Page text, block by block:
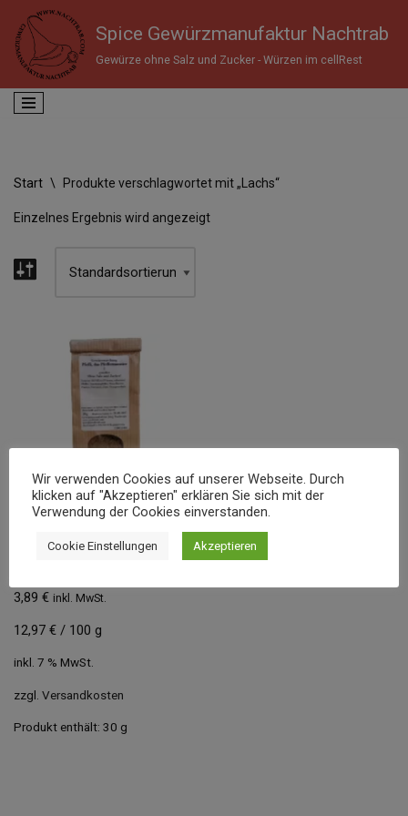
Zum
Inhalt
springen
Spice Gewürzmanufaktur Nachtrab
Gewürze ohne Salz und Zucker - Würzen im cellRest
Start \ Produkte verschlagwortet mit „Lachs“
Einzelnes Ergebnis wird angezeigt
PFEFFI, DAS
3,89 € inkl. MwSt.
12,97 € / 100 g
inkl. 7 % MwSt.
zzgl. Versandkosten
Produkt enthält: 30 g
Wir verwenden Cookies auf unserer Webseite. Durch
klicken auf "Akzeptieren" erklären Sie sich mit der
Verwendung der Cookies einverstanden.
Cookie Einstellungen Akzeptieren